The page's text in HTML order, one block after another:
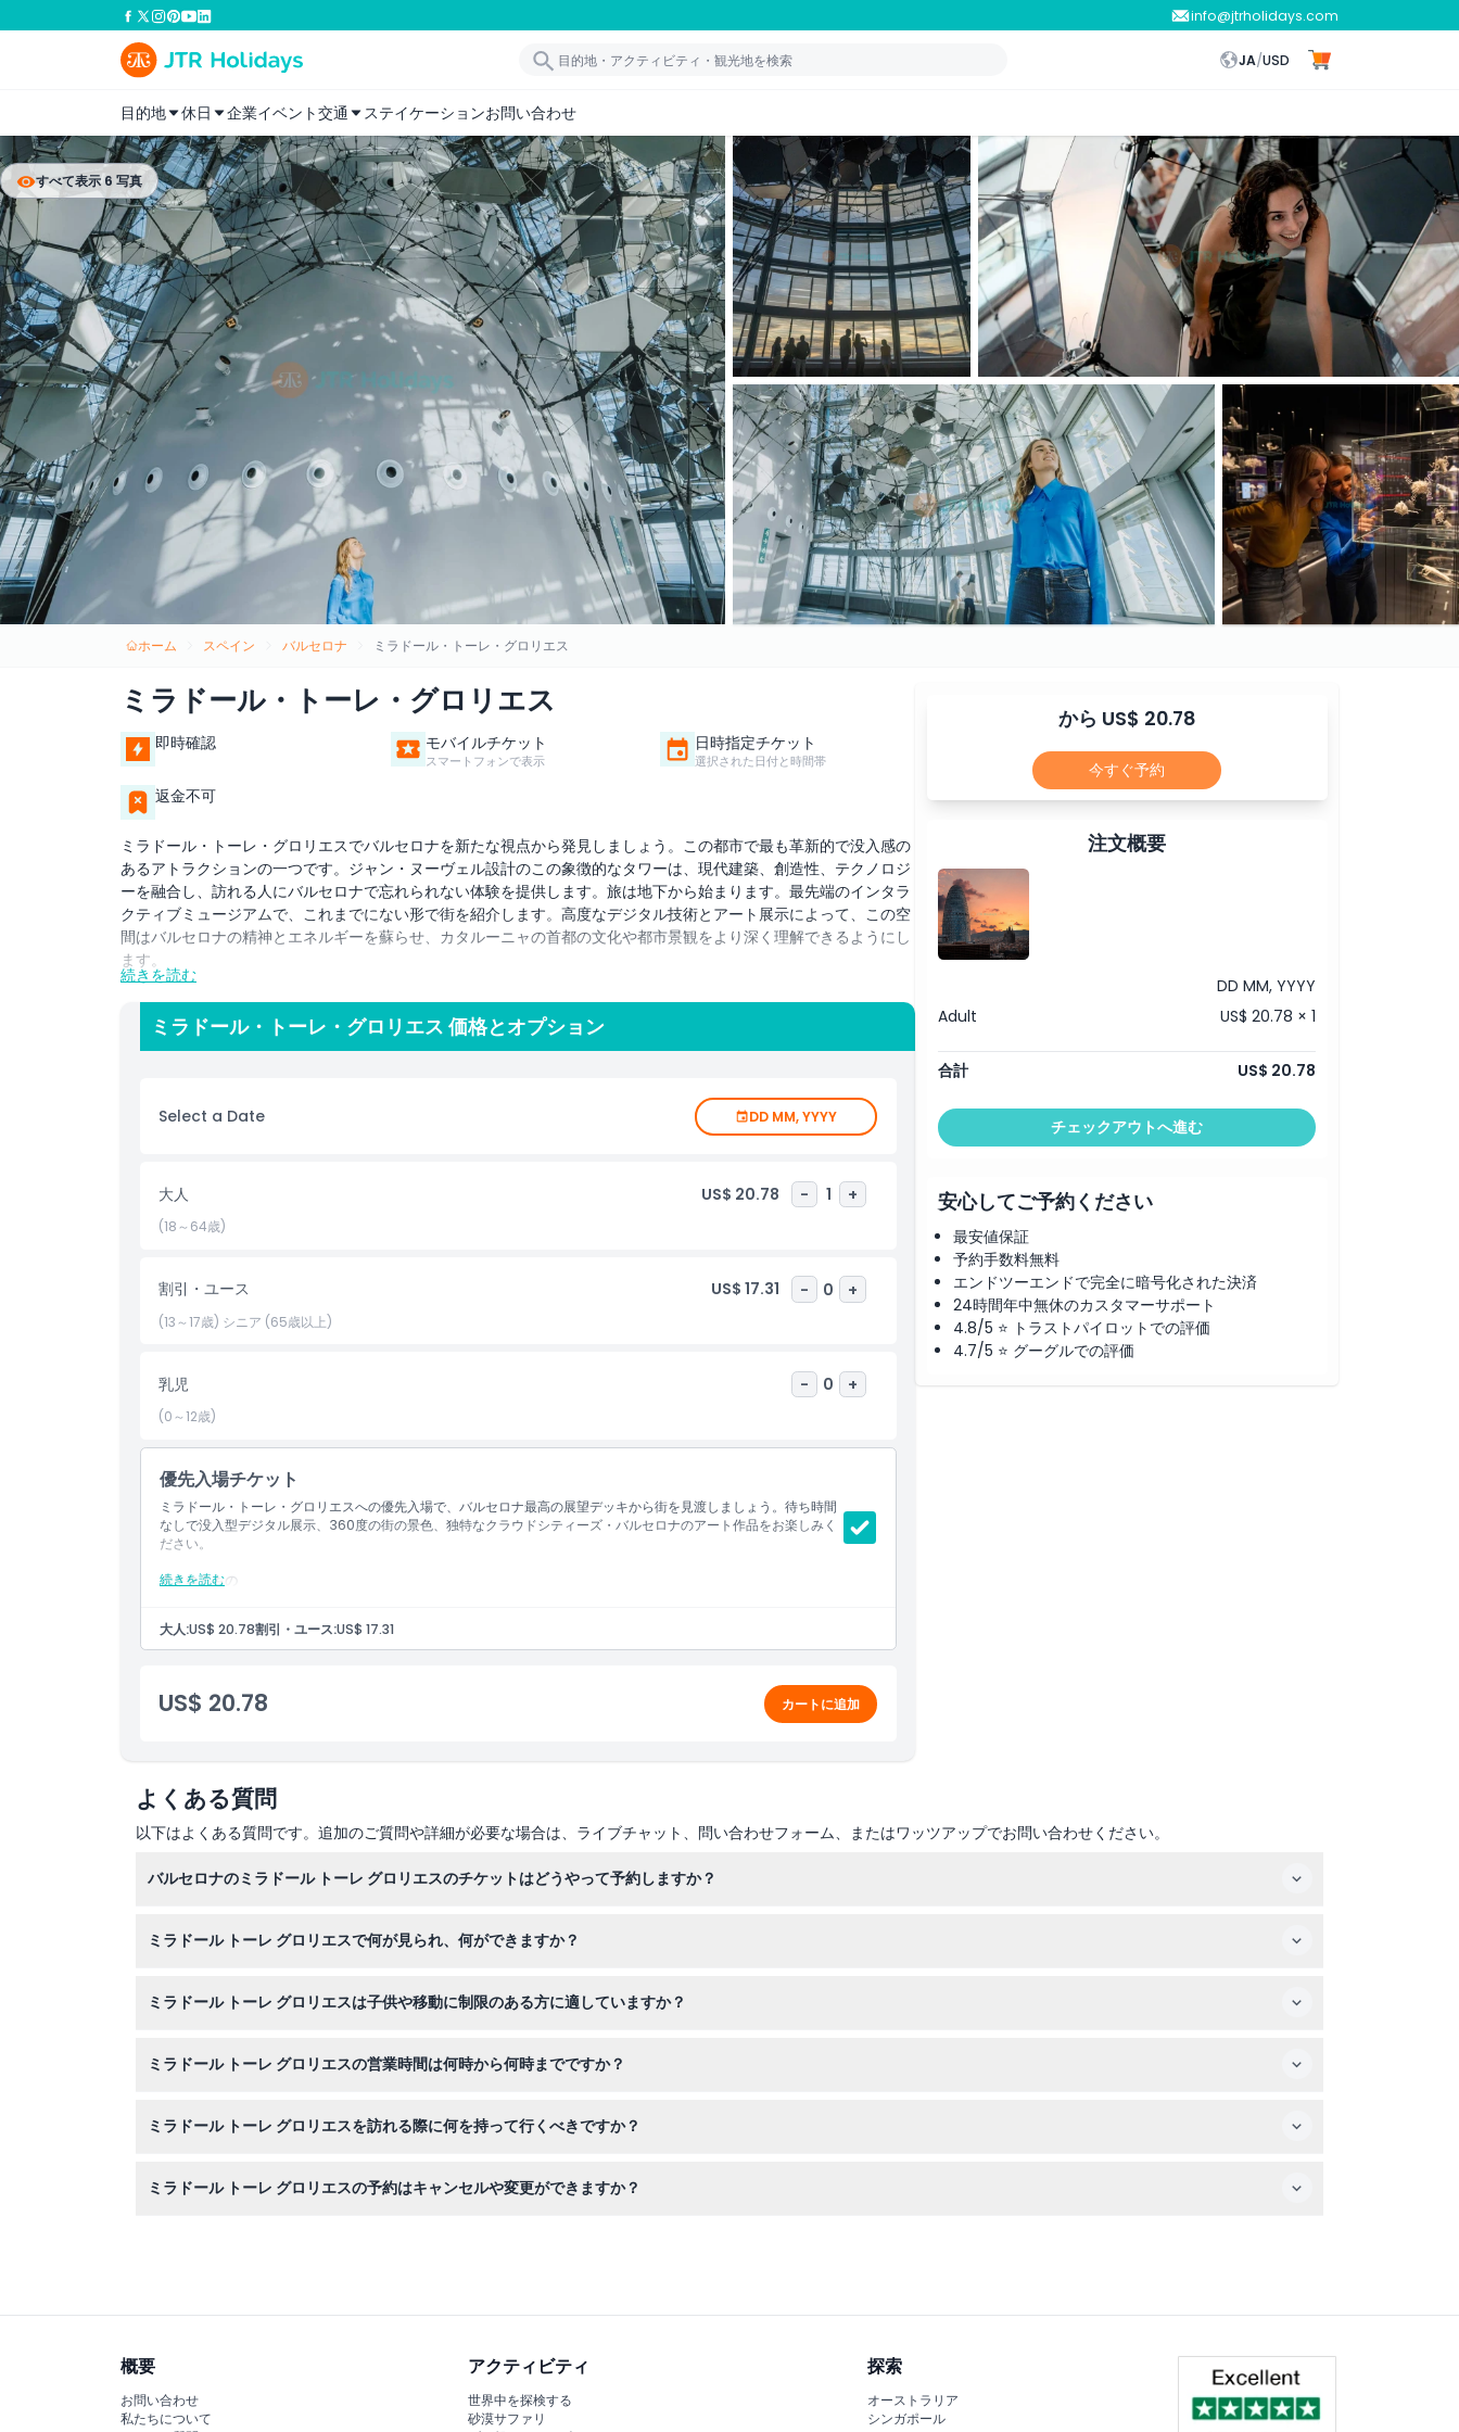
info@jtrholidays.com
JA/USD
目的地 休日 企業イベント交通 ステイケーションお問い合わせ
すべて表示 6 写真
ホーム スペイン バルセロナ ミラドール・トーレ・グロリエス
ミラドール・トーレ・グロリエス
即時確認 モバイルチケット
スマートフォンで表示
日時指定チケット
選択された日付と時間帯
返金不可
ミラドール・トーレ・グロリエスでバルセロナを新たな視点から発見しましょう。この都市で最も革新的で没入感の
あるアトラクションの一つです。ジャン・ヌーヴェル設計のこの象徴的なタワーは、現代建築、創造性、テクノロジ
ーを融合し、訪れる人にバルセロナで忘れられない体験を提供します。旅は地下から始まります。最先端のインタラ
クティブミュージアムで、これまでにない形で街を紹介します。高度なデジタル技術とアート展示によって、この空
間はバルセロナの精神とエネルギーを蘇らせ、カタルーニャの首都の文化や都市景観をより深く理解できるようにし
ます。
ハイライト
除外事項
注意事項
場所
キャンセルポリシー
続きを読む
ミラドール・トーレ・グロリエス 価格とオプション
Select a Date DD MM, YYYY
大人 US$ 20.78 - 1 +
(18～64歳)
割引・ユース US$ 17.31 - 0 +
(13～17歳) シニア (65歳以上)
乳児 - 0 +
(0～12歳)
優先入場チケット
ミラドール・トーレ・グロリエスへの優先入場で、バルセロナ最高の展望デッキから街を見渡しましょう。待ち時間
なしで没入型デジタル展示、360度の街の景色、独特なクラウドシティーズ・バルセロナのアート作品をお楽しみく
ださい。
続きを読む
含まれるもの
インタラクティブミュージアムおよびバルセロナ体験
30階の360度展望台へのアクセス
大人:US$ 20.78割引・ユース:US$ 17.31
US$ 20.78 カートに追加
から US$ 20.78
今すぐ予約
注文概要
DD MM, YYYY
Adult
US$ 20.78 × 1
合計 US$ 20.78
チェックアウトへ進む
安心してご予約ください
最安値保証
予約手数料無料
エンドツーエンドで完全に暗号化された決済
24時間年中無休のカスタマーサポート
4.8/5 ⭐ トラストパイロットでの評価
4.7/5 ⭐ グーグルでの評価
よくある質問
以下はよくある質問です。追加のご質問や詳細が必要な場合は、ライブチャット、問い合わせフォーム、またはワッツアップでお問い合わせください。
バルセロナのミラドール トーレ グロリエスのチケットはどうやって予約しますか？
ミラドール トーレ グロリエスで何が見られ、何ができますか？
バルセロナのアート作品を体験できます。
ミラドール トーレ グロリエスは子供や移動に制限のある方に適していますか？
ミラドール トーレ グロリエスの営業時間は何時から何時までですか？
可能性があるため、予約時にご確認ください）。
ミラドール トーレ グロリエスを訪れる際に何を持って行くべきですか？
ミラドール トーレ グロリエスの予約はキャンセルや変更ができますか？
概要
お問い合わせ
私たちについて
アクティビティ
世界中を探検する
砂漠サファリ
探索
オーストラリア
シンガポール